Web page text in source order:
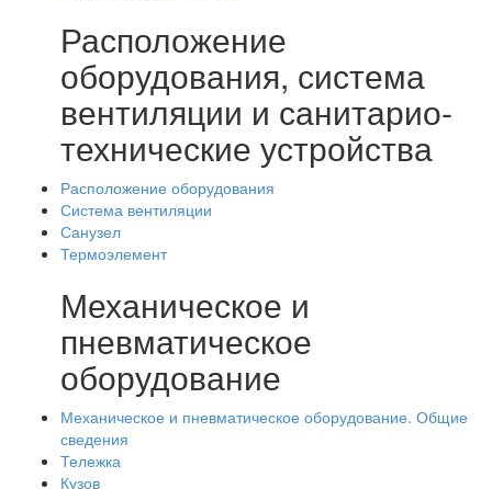
Расположение
оборудования, система
вентиляции и санитарио-
технические устройства
Расположение оборудования
Система вентиляции
Санузел
Термоэлемент
Механическое и
пневматическое
оборудование
Механическое и пневматическое оборудование. Общие
сведения
Тележка
Кузов